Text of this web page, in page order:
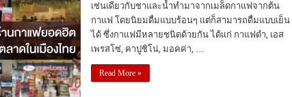
เช่นเดียวกับชาและน้ำทำมาจากเมล็ดกาแฟจากต้น
กาแฟ โดยนิยมดื่มแบบร้อนๆ แต่ก็สามารถดื่มแบบเย็น
ได้ ซึ่งกาแฟมีหลายชนิดด้วยกัน ได้แก่ กาแฟดำ, เอส
เพรสโซ่, คาปูชิโน่, มอคค่า, …
Read More »